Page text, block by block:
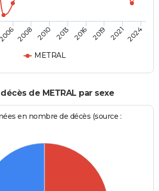
METRAL
2008 2010 2013 2016 2019 20212024
de METRAL par sexe
en nombre de décès (source :